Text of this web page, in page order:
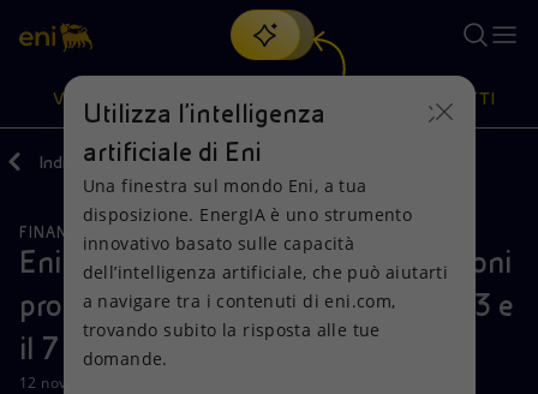
Cerca
scopri EnergIA, la nostra nuova soluzione di intelligenza
artificiale.
VISIONE
Visione
Mission e valori
Persone e Partnership
Azioni
Diversificazione energetica
Tecnologie per la transizione
PRODOTTI
Prodotti
Casa
Imprese
Indietro Media Comunicati Stampa
FINANZA, STRATEGIA E REPORT
Eni: informativa sull’acquisto di azioni
proprie nel periodo compreso tra il 3 e
il 7 novembre 2025
12 novembre 2025 - 12:32 CET
Utilizza l'intelligenza
artificiale di Eni
Una finestra sul mondo Eni, a tua
disposizione. EnergIA è uno strumento
innovativo basato sulle capacità
dell’intelligenza artificiale, che può aiutarti
a navigare tra i contenuti di eni.com,
trovando subito la risposta alle tue
domande.